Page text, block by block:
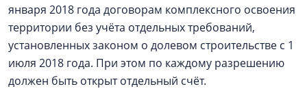
января 2018 года договорам комплексного освоения
территории без учёта отдельных требований,
установленных законом о долевом строительстве с 1
июля 2018 года. При этом по каждому разрешению
должен быть открыт отдельный счёт.